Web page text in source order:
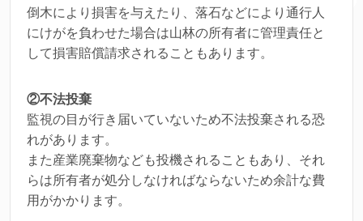
倒木により損害を与えたり、落石などにより通行人
にけがを負わせた場合は山林の所有者に管理責任と
して損害賠償請求されることもあります。
②不法投棄
監視の目が行き届いていないため不法投棄される恐
れがあります。
また産業廃棄物なども投機されることもあり、それ
らは所有者が処分しなければならないため余計な費
用がかかります。